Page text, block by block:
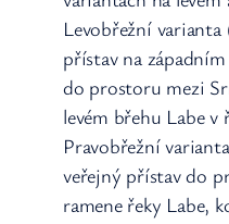
Levobřežní
přístav na
do prostoru mezi
levém břehu Labe
Pravobřežní
veřejný přístav do
ramene řeky Labe,